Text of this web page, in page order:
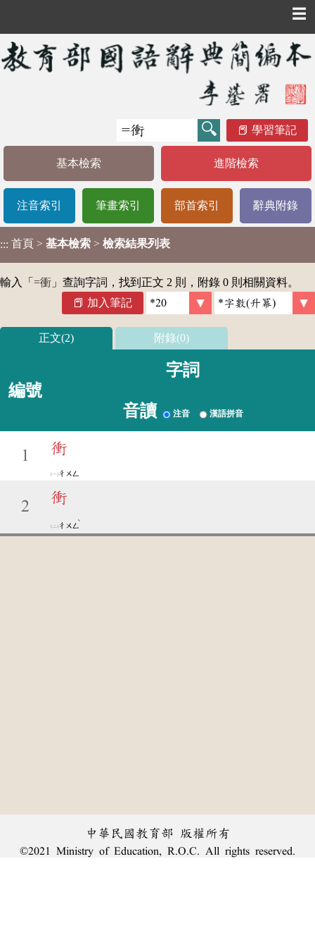
☰
學習筆記
基本檢索 進階檢索
注音索引 筆畫索引 部首索引 辭典附錄
::: 首頁 > 基本檢索 > 檢索結果列表
輸入「 =衝 」查詢字詞，找到正文 2 則，附錄 0 則相關資料。
加入筆記
正文(2) 附錄(0)
編號
字詞
音讀 注音 漢語拼音
1 衝
ㄔㄨㄥ
2
衝
ㄔㄨㄥ
ˋ
中華民國教育部 版權所有
©2021 Ministry of Education, R.O.C. All rights reserved.